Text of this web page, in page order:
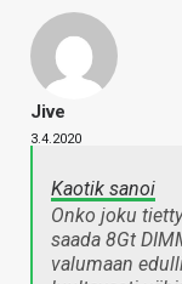
Jive
3.4.2020
Kaotik sanoi
Onko joku
saada 8Gt
valumaan